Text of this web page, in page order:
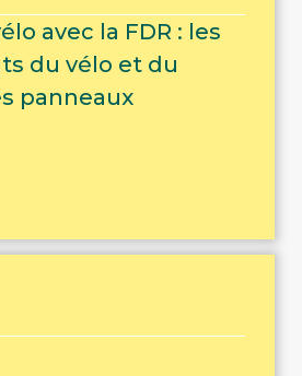
avec la FDR : les
du vélo et du
panneaux